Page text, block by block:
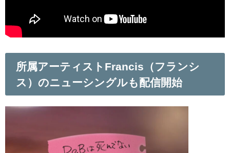
所属アーティストFrancis（フランシ
ス）のニューシングルも配信開始